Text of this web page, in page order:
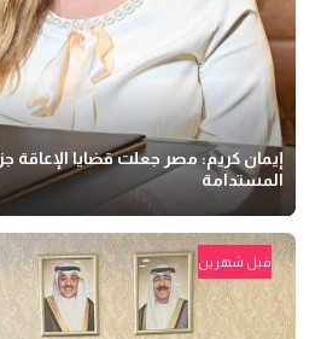
إيمان كريم: مصر جعلت قضايا الإعاقة
المستدامة
قبل شهرين